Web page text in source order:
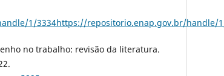
1/3334https://repositorio.enap.gov.br/handle/
no trabalho: revisão da literatura.